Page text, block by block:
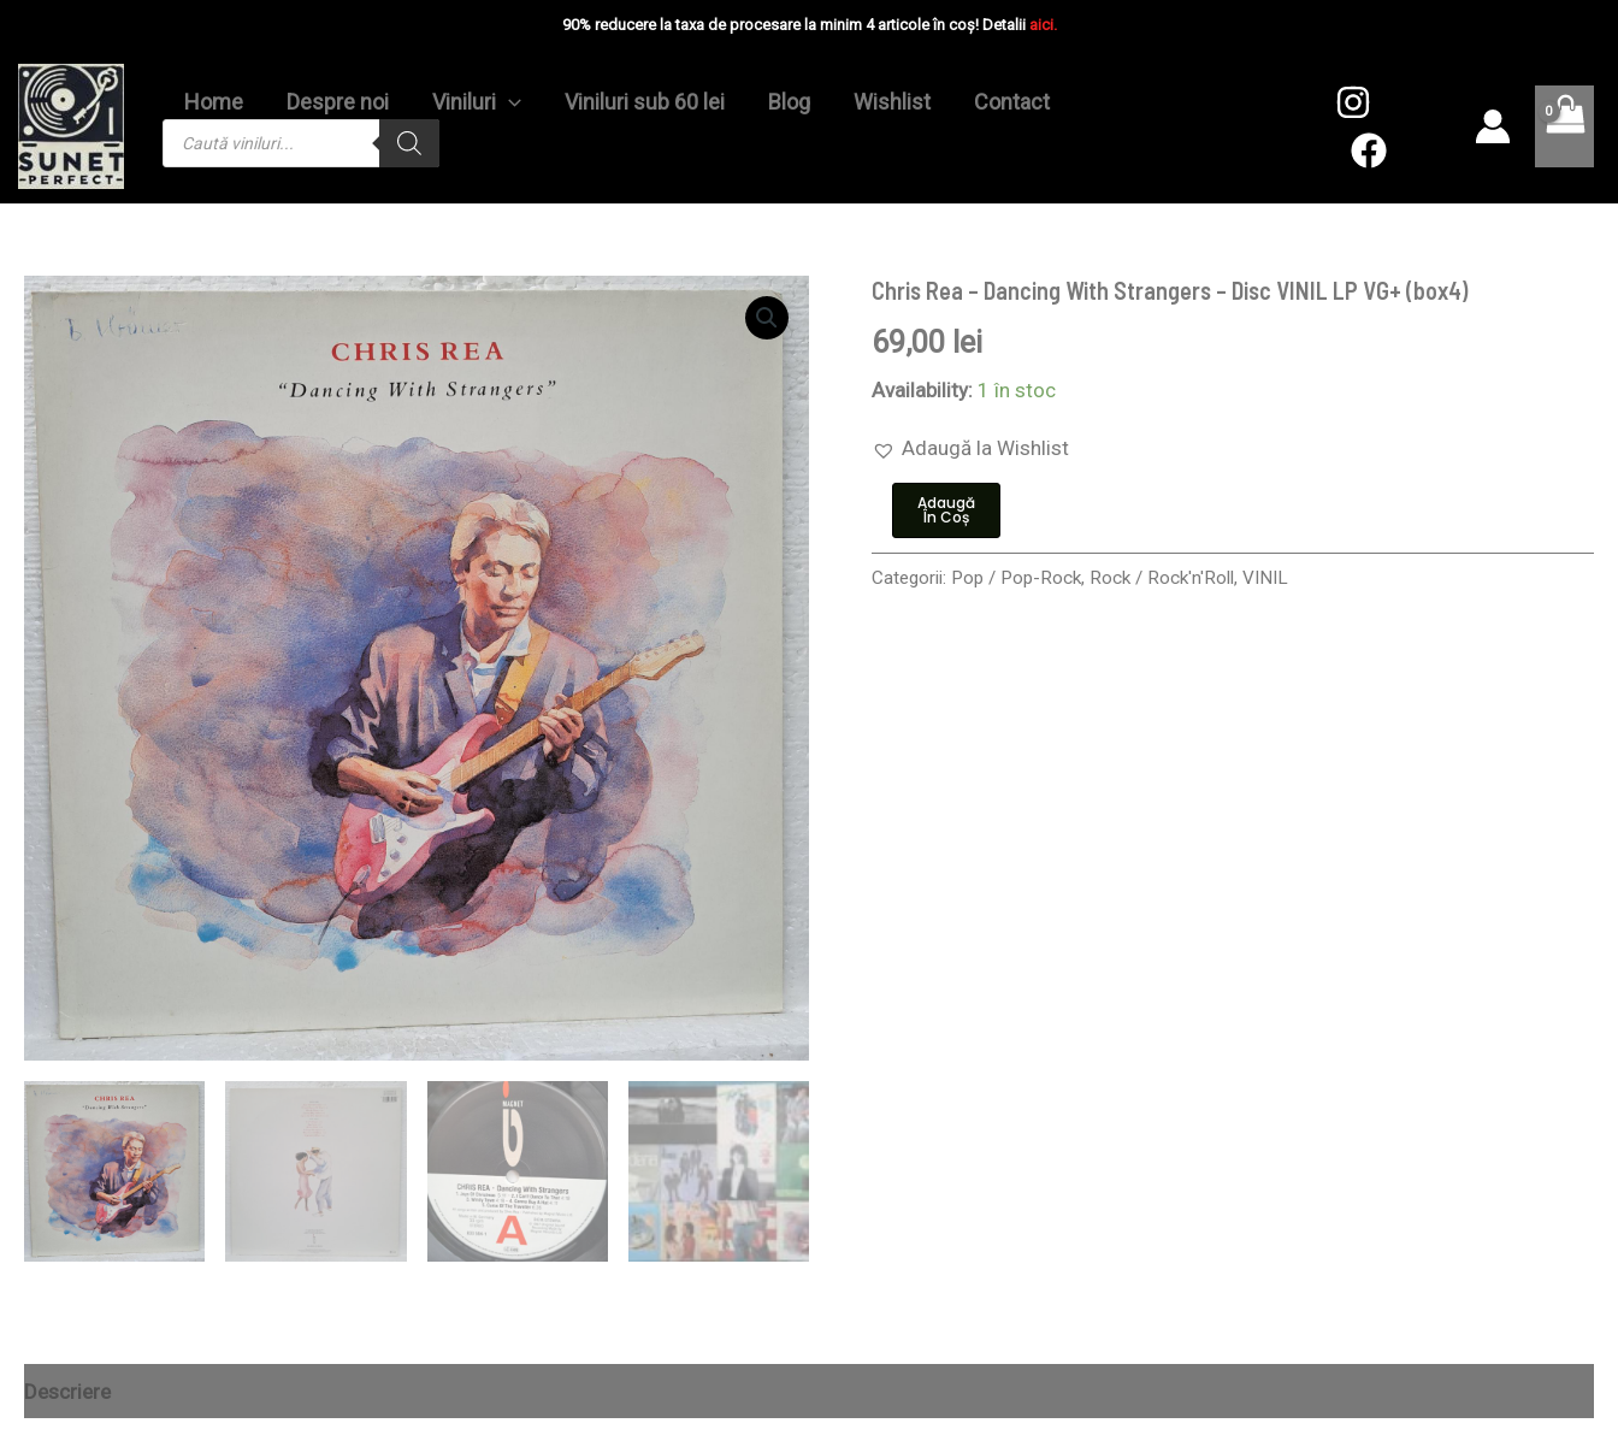
content
90% reducere la taxa de procesare la minim 4 articole în coș! Detalii aici.
Home Despre noi Viniluri Viniluri sub 60 lei Blog Wishlist Contact
search
Chris Rea – Dancing With Strangers – Disc VINIL LP VG+ (box4)
69,00 lei
Availability: 1 în stoc
Adaugă la Wishlist
Cantitate
Rea
–
Dancing
-
Disc
VG+
(box4)
Adaugă
În Coș
Categorii: Pop / Pop-Rock, Rock / Rock'n'Roll,VINIL
Descriere
Disc
VINIL
VG+